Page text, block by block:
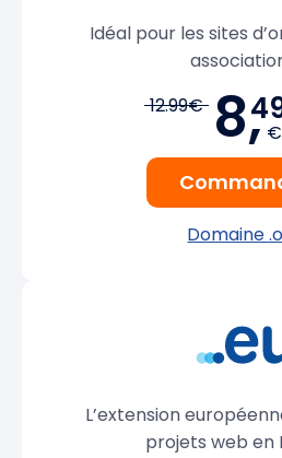
Idéal pour les sites
12.99€ 8,
Domaine
L’extension
projets web en